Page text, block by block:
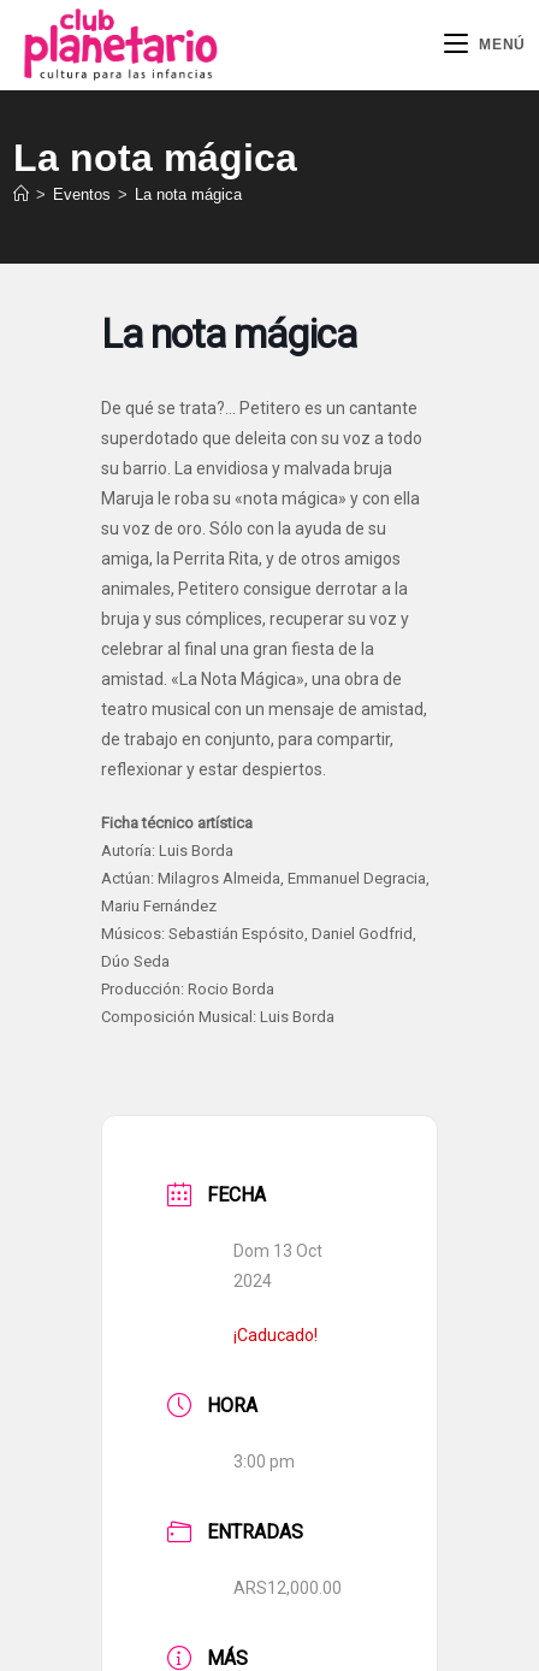
contenido
MENÚ
La nota mágica
> Eventos > La nota mágica
La nota mágica
De qué se trata?… Petitero es un cantante
superdotado que deleita con su voz a todo
su barrio. La envidiosa y malvada bruja
Maruja le roba su «nota mágica» y con ella
su voz de oro. Sólo con la ayuda de su
amiga, la Perrita Rita, y de otros amigos
animales, Petitero consigue derrotar a la
bruja y sus cómplices, recuperar su voz y
celebrar al final una gran fiesta de la
amistad. «La Nota Mágica», una obra de
teatro musical con un mensaje de amistad,
de trabajo en conjunto, para compartir,
reflexionar y estar despiertos.
Ficha técnico artística
Autoría: Luis Borda
Actúan: Milagros Almeida, Emmanuel Degracia,
Mariu Fernández
Músicos: Sebastián Espósito, Daniel Godfrid,
Dúo Seda
Producción: Rocio Borda
Composición Musical: Luis Borda
FECHA
Dom 13 Oct
2024
¡Caducado!
HORA
3:00 pm
ENTRADAS
ARS12,000.00
MÁS